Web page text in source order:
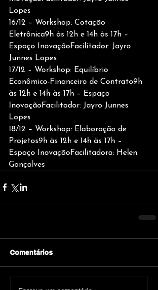
Lopes
16/12 – Workshop: Cotação
Eletrônica9h às 12h e 14h às 17h –
Espaço InovaçãoFacilitador: Jayro
Junnes Lopes
17/12 – Workshop: Equilíbrio
Econômico-Financeiro de Contrato9h
às 12h e 14h às 17h – Espaço
InovaçãoFacilitador: Jayro Junnes
Lopes
18/12 – Workshop: Elaboração de
Projetos9h às 12h e 14h às 17h –
Espaço InovaçãoFacilitadora: Helen
Gonçalves
Comentários